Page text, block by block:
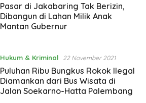
Pasar di Jakabaring Tak Berizin,
Dibangun di Lahan Milik Anak
Mantan Gubernur
Hukum & Kriminal 22 November 2021
Puluhan Ribu Bungkus Rokok Ilegal
Diamankan dari Bus Wisata di
Jalan Soekarno-Hatta Palembang